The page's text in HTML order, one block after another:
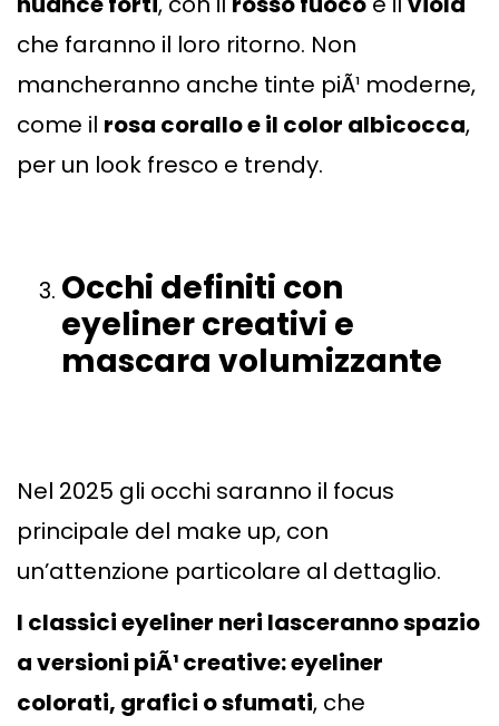
che faranno il loro ritorno. Non
mancheranno anche tinte piÃ¹ moderne,
come il rosa corallo e il color albicocca,
per un look fresco e trendy.
Occhi definiti con
eyeliner creativi e
mascara volumizzante
Nel 2025 gli occhi saranno il focus
principale del make up, con
un’attenzione particolare al dettaglio.
I classici eyeliner neri lasceranno spazio
a versioni piÃ¹ creative: eyeliner
colorati, grafici o sfumati, che